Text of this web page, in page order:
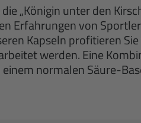
„Königin unter den
Erfahrungen von
Kapseln profitieren
werden. Eine
normalen Säure-